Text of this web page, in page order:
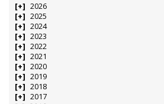
2026
2025
2024
2023
2022
2021
2020
2019
2018
2017